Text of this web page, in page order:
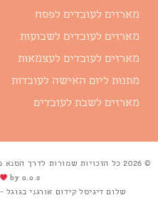
מארזים לעובדים לפסח
מארזים לעובדים לשבועות
מארזים לעובדים לעצמאות
מתנות ליום האישה לעובדות
מארזים לשבת לעובדים
© 2026 כל הזכויות שמורות לדרך הטנא מארזים מעוצבים
by o.o.s
שלום דיגיטל קידום אורגני בגוגל - Powered by